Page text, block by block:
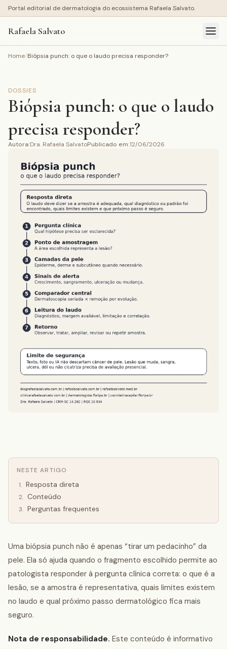
Portal editorial de dermatologia do ecossistema Rafaela Salvato.
Rafaela Salvato
Home/Biópsia punch: o que o laudo precisa responder?
DOSSIES
Biópsia punch: o que o laudo
precisa responder?
Autora:Dra. Rafaela SalvatoPublicado em:12/06/2026
NESTE ARTIGO
1. Resposta direta
2. Conteúdo
3. Perguntas frequentes
Uma biópsia punch não é apenas “tirar um pedacinho” da
pele. Ela só ajuda quando o fragmento escolhido permite ao
patologista responder à pergunta clínica correta: o que é a
lesão, se a amostra é representativa, quais limites existem
no laudo e qual próximo passo dermatológico fica mais
seguro.
Nota de responsabilidade. Este conteúdo é informativo